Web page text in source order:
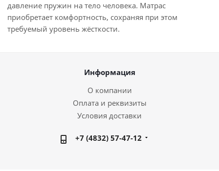
давление пружин на тело человека. Матрас
приобретает комфортность, сохраняя при этом
требуемый уровень жёсткости.
Информация
О компании
Оплата и реквизиты
Условия доставки
+7 (4832) 57-47-12